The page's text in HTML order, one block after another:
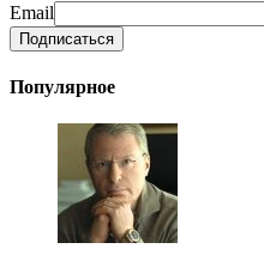
Email
Популярное